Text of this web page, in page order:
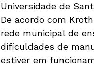
Universidade de
De acordo com
rede municipal de
dificuldades de
estiver em